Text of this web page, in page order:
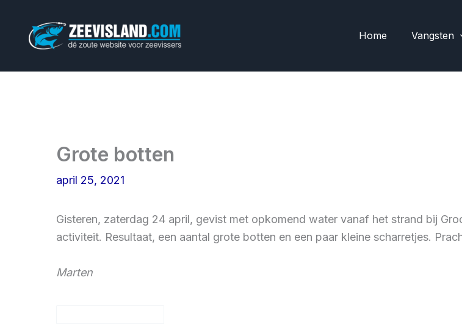
Home Vangsten
Grote botten
april 25, 2021
Gisteren, zaterdag 24 april, gevist met opkomend water vanaf het strand bij
activiteit. Resultaat, een aantal grote botten en een paar kleine scharretjes.
Marten